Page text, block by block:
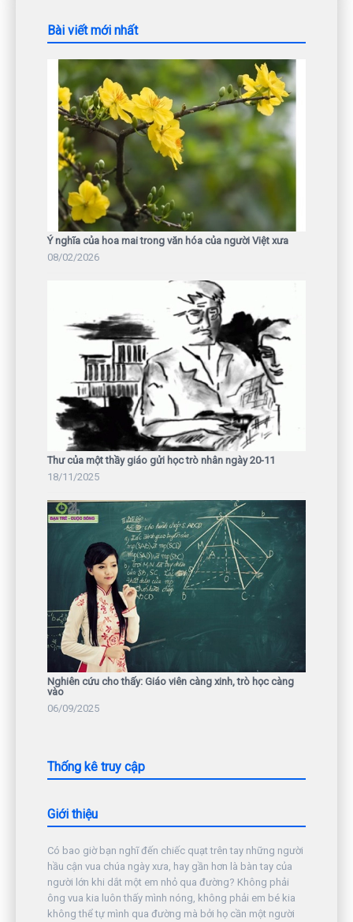
Bài viết mới nhất
Ý nghĩa của hoa mai trong văn hóa của người Việt xưa
08/02/2026
Thư của một thầy giáo gửi học trò nhân ngày 20-11
18/11/2025
Nghiên cứu cho thấy: Giáo viên càng xinh, trò học càng
vào
06/09/2025
Thống kê truy cập
Giới thiệu
Có bao giờ bạn nghĩ đến chiếc quạt trên tay những người
hầu cận vua chúa ngày xưa, hay gần hơn là bàn tay của
người lớn khi dắt một em nhỏ qua đường? Không phải
ông vua kia luôn thấy mình nóng, không phải em bé kia
không thể tự mình qua đường mà bởi họ cần một người